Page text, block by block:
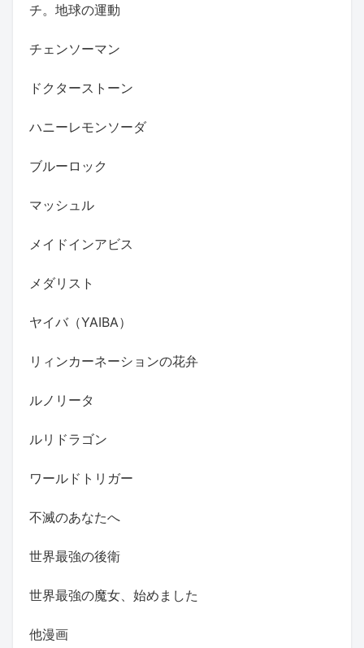
チ。地球の運動
チェンソーマン
ドクターストーン
ハニーレモンソーダ
ブルーロック
マッシュル
メイドインアビス
メダリスト
ヤイバ（YAIBA）
リィンカーネーションの花弁
ルノリータ
ルリドラゴン
ワールドトリガー
不滅のあなたへ
世界最強の後衛
世界最強の魔女、始めました
他漫画